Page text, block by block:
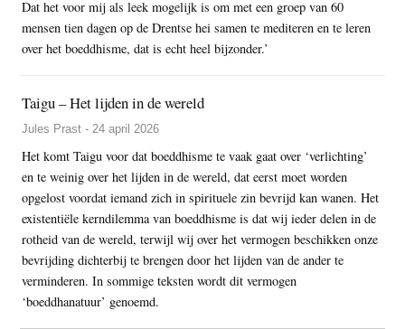
Dat het voor mij als leek mogelijk is om met een groep van 60
mensen tien dagen op de Drentse hei samen te mediteren en te leren
over het boeddhisme, dat is echt heel bijzonder.’
Taigu – Het lijden in de wereld
Jules Prast - 24 april 2026
Het komt Taigu voor dat boeddhisme te vaak gaat over ‘verlichting’
en te weinig over het lijden in de wereld, dat eerst moet worden
opgelost voordat iemand zich in spirituele zin bevrijd kan wanen. Het
existentiële kerndilemma van boeddhisme is dat wij ieder delen in de
rotheid van de wereld, terwijl wij over het vermogen beschikken onze
bevrijding dichterbij te brengen door het lijden van de ander te
verminderen. In sommige teksten wordt dit vermogen
‘boeddhanatuur’ genoemd.